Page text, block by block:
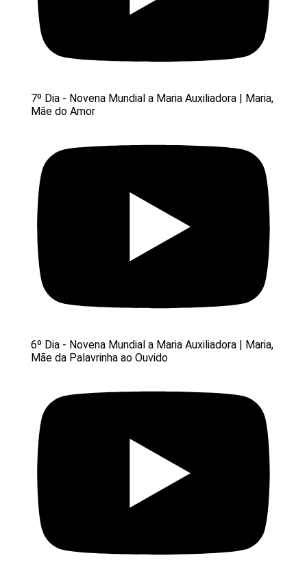
7º Dia - Novena Mundial a Maria Auxiliadora | Maria,
Mãe do Amor
6º Dia - Novena Mundial a Maria Auxiliadora | Maria,
Mãe da Palavrinha ao Ouvido